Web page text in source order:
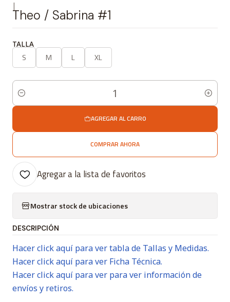
|
Theo / Sabrina #1
TALLA
S M L XL
Cantidad
AGREGAR AL CARRO
COMPRAR AHORA
Agregar a la lista de favoritos
Mostrar stock de ubicaciones
DESCRIPCIÓN
Hacer click aquí para ver tabla de Tallas y Medidas.
Hacer click aquí para ver Ficha Técnica.
Hacer click aquí para ver para ver información de
envíos y retiros.